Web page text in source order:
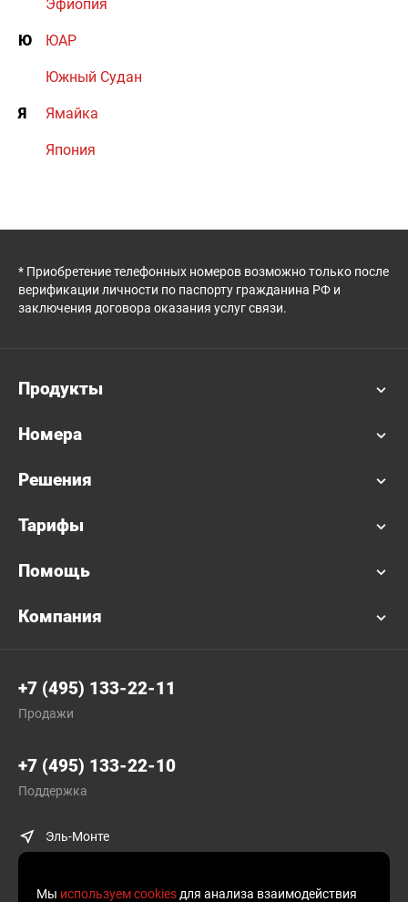
Эфиопия
Ю ЮАР
Южный Судан
Я Ямайка
Япония
* Приобретение телефонных номеров возможно только после
верификации личности по паспорту гражданина РФ и
заключения договора оказания услуг связи.
Продукты
Номера
Решения
Тарифы
Помощь
Компания
+7 (495) 133-22-11
Продажи
+7 (495) 133-22-10
Поддержка
Эль-Монте
Мы используем cookies для анализа взаимодействия